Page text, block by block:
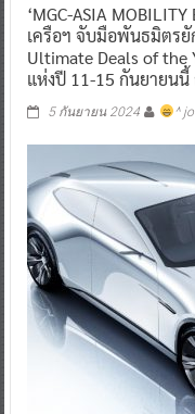
‘MGC-ASIA
เครือฯ จับมือพันธมิตร
Ultimate Deals of
แห่งปี 11-15 กันยายน
5 กันยายน 2024 ^